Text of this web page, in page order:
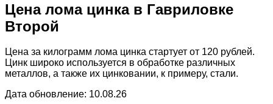
Цена лома цинка в Гавриловке
Второй
Цена за килограмм лома цинка стартует от 120 рублей.
Цинк широко используется в обработке различных
металлов, а также их цинковании, к примеру, стали.
Дата обновление: 10.08.26